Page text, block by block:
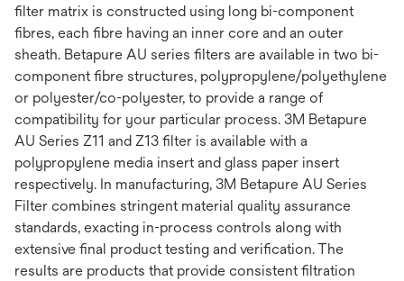
filter matrix is constructed using long bi-component
fibres, each fibre having an inner core and an outer
sheath. Betapure AU series filters are available in two bi-
component fibre structures, polypropylene/polyethylene
or polyester/co-polyester, to provide a range of
compatibility for your particular process. 3M Betapure
AU Series Z11 and Z13 filter is available with a
polypropylene media insert and glass paper insert
respectively. In manufacturing, 3M Betapure AU Series
Filter combines stringent material quality assurance
standards, exacting in-process controls along with
extensive final product testing and verification. The
results are products that provide consistent filtration